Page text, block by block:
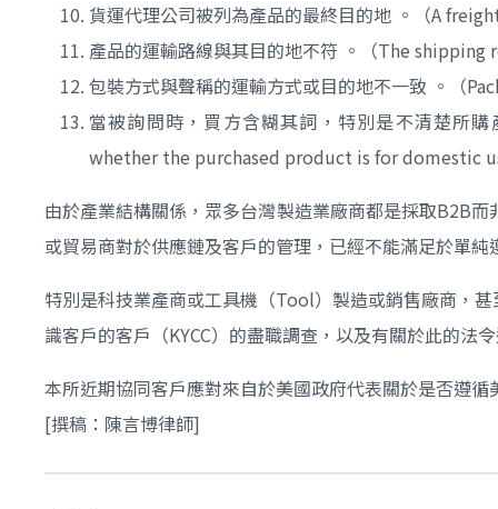
貨運代理公司被列為產品的最終目的地 。（A
產品的運輸路線與其目的地不符 。（The
包裝方式與聲稱的運輸方式或目的地不一致 。
當被詢問時，買方含糊其詞，特別是不清楚所
whether the purchased product is for domestic
由於產業結構關係，眾多台灣製造業廠商都是採取B2B
或貿易商對於供應鏈及客戶的管理，已經不能滿足於單
特別是科技業產商或工具機（Tool）製造或銷售廠商，
識客戶的客戶（KYCC）的盡職調查，以及有關於此的
本所近期協同客戶應對來自於美國政府代表關於是否遵
[撰稿：陳言博律師]